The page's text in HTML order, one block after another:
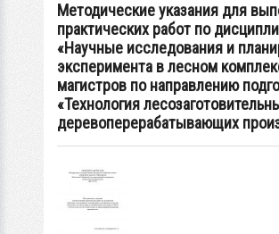
Методические указания для
практических работ по
«Научные исследования и
эксперимента в лесном
магистров по направлению
«Технология
деревоперерабатывающих